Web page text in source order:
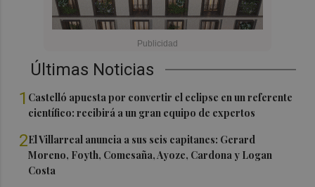
Últimas Noticias
1 Castelló apuesta por convertir el eclipse en un referente
científico: recibirá a un gran equipo de expertos
2El Villarreal anuncia a sus seis capitanes: Gerard
Moreno, Foyth, Comesaña, Ayoze, Cardona y Logan
Costa